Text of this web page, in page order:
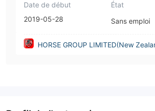
Date de début
2019-05-28
État
Sans emploi
HORSE GROUP LIMITED(New